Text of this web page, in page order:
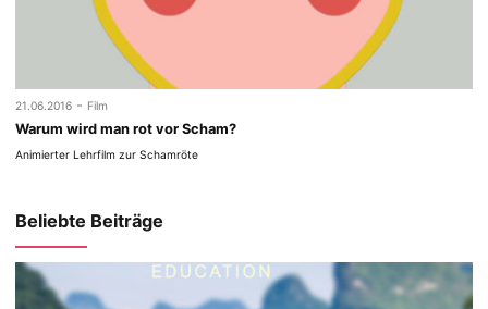
21.06.2016 - Film
Warum wird man rot vor Scham?
Animierter Lehrfilm zur Schamröte
Beliebte Beiträge